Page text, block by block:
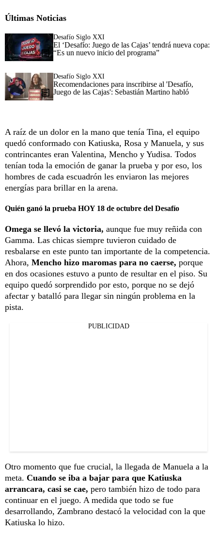
Últimas Noticias
Desafío Siglo XXI
El ‘Desafío: Juego de las Cajas’ tendrá nueva copa:
“Es un nuevo inicio del programa”
Desafío Siglo XXI
Recomendaciones para inscribirse al 'Desafío,
Juego de las Cajas': Sebastián Martino habló
A raíz de un dolor en la mano que tenía Tina, el equipo
quedó conformado con Katiuska, Rosa y Manuela, y sus
contrincantes eran Valentina, Mencho y Yudisa. Todos
tenían toda la emoción de ganar la prueba y por eso, los
hombres de cada escuadrón les enviaron las mejores
energías para brillar en la arena.
Quién ganó la prueba HOY 18 de octubre del Desafío
Omega se llevó la victoria, aunque fue muy reñida con
Gamma. Las chicas siempre tuvieron cuidado de
resbalarse en este punto tan importante de la competencia.
Ahora, Mencho hizo maromas para no caerse, porque
en dos ocasiones estuvo a punto de resultar en el piso. Su
equipo quedó sorprendido por esto, porque no se dejó
afectar y batalló para llegar sin ningún problema en la
pista.
PUBLICIDAD
Otro momento que fue crucial, la llegada de Manuela a la
meta. Cuando se iba a bajar para que Katiuska
arrancara, casi se cae, pero también hizo de todo para
continuar en el juego. A medida que todo se fue
desarrollando, Zambrano destacó la velocidad con la que
Katiuska lo hizo.